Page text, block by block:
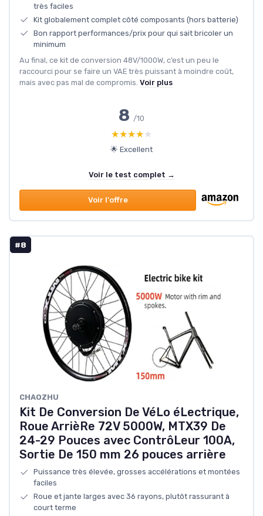
très faciles
Kit globalement complet côté composants (hors batterie)
Bon rapport performances/prix pour qui sait bricoler un
minimum
Au final, ce kit de conversion 48V/1000W, c’est un peu le
raccourci pour se faire un VAE très puissant à moindre coût,
mais avec pas mal de compromis. Voir plus
8 /10
★★★★★
★★★★★
🌟 Excellent
Voir le test complet →
Voir l'offre
#8
CHAOZHU
Kit De Conversion De VéLo éLectrique,
Roue ArrièRe 72V 5000W, MTX39 De
24-29 Pouces avec ContrôLeur 100A,
Sortie De 150 mm 26 pouces arrière
Puissance très élevée, grosses accélérations et montées
faciles
Roue et jante larges avec 36 rayons, plutôt rassurant à
court terme